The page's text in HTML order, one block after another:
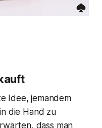
Idee, jemandem
die Hand zu
dass man